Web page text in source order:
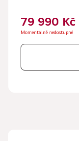
79 990 Kč
Momentálně nedostupné